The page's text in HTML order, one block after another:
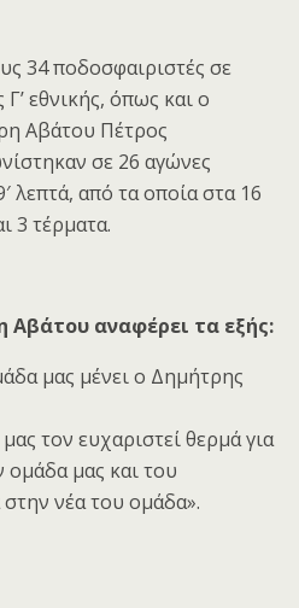
34 ποδοσφαιριστές σε
εθνικής, όπως και ο
Αβάτου Πέτρος
σε 26 αγώνες
λεπτά, από τα οποία στα 16
3 τέρματα.
Αβάτου αναφέρει τα εξής:
μας μένει ο Δημήτρης
τον ευχαριστεί θερμά για
μας και του
νέα του ομάδα».